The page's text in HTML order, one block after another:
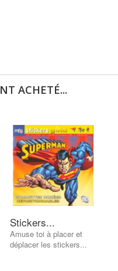
ACHETÉ...
Stickers...
Amuse toi à placer et
déplacer les stickers...